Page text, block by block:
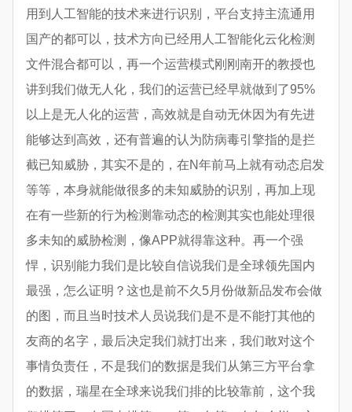
用到人工智能的技术来进行识别，平台支持主流通用
国产的都可以，技术方向已经用人工智能化云化检测
文件混合都可以，再一个运营模式刚刚南开的教授也
讲到我们做无人化，我们的运营已经早就做到了95%
以上是无人化的运营，高效就是自动无休因为有先进
能够达到高效，还有普遍的认为防病毒引擎指的是拦
截已知威胁，其实不是的，在N年前马上就有动态启发
等等，本身就能做很多的未知威胁的识别，再加上现
在有一些新的行为检测靠动态的检测其实也能处理很
多未知的威胁检测，像APP就得靠这种。再一个强
悍，识别能力我们是比较自信说我们是全球领先国内
最强，怎么证明？这也是前不久5月份做新品发布会做
的图，而且当时技术人员说我们是不是不能打其他的
友商的名字，最后决定我们就打出来，我们敢对这个
事情负责任，不是我们的数据是我们从第三方平台拿
的数据，瑞星在全球来说我们排的比较靠前，这个我